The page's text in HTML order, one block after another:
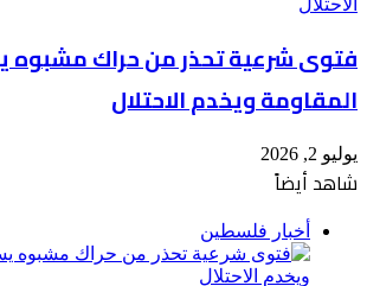
فتوى شرعية تحذر من حراك
المقاومة ويخدم الاحتلال
يوليو 2, 2026
شاهد أيضاً
أخبار فلسطين